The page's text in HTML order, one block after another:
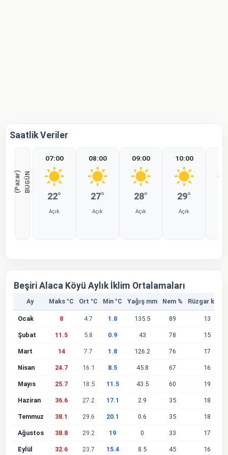
Saatlik Veriler
B
U
G
Ü
N
(
P
a
z
a
r
)
07:00
22°
Açık
08:00
27°
Açık
09:00
28°
Açık
10:00
29°
Açık
Beşiri Alaca Köyü Aylık İklim Ortalamaları
Ay Maks °C Ort °C Min °C Yağış mm Nem % Rüzgar km/s
Ocak 8 4.7 1.8 135.5 89 13
Şubat 11.5 5.8 0.9 43 78 15
Mart 14 7.7 1.8 126.2 76 17
Nisan 24.7 16.1 8.5 45.8 67 16
Mayıs 25.7 18.5 11.5 43.5 60 19
Haziran 36.6 27.2 17.1 2.9 35 18
Temmuz 38.1 29.6 20.1 0.6 35 18
Ağustos 38.8 29.2 19 0 33 17
Eylül 32.6 23.7 15.4 8.5 45 16